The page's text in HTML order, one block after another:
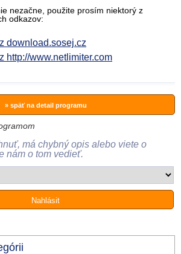
nezačne, použite prosím niektorý z
odkazov:
download.sosej.cz
http://www.netlimiter.com
» späť na detail programu
má chybný opis alebo viete o
nám o tom vedieť.